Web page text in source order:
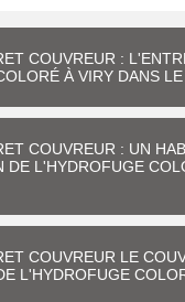
COUVREUR :
À VIRY DANS
COUVREUR : UN
DE L'HYDROFUGE
COUVREUR LE
L'HYDROFUGE